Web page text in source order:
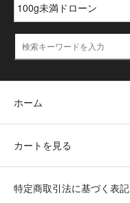
ホーム
カートを見る
特定商取引法に基づく表記